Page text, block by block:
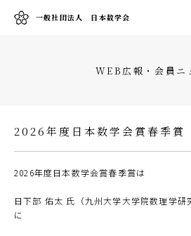
一般社団法人 日本数学会
WEB広報・会員ニ
2026年度日本数学会賞春季賞
2026年度日本数学会賞春季賞は
日下部 佑太 氏（九州大学大学院数理学研
に